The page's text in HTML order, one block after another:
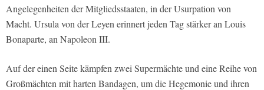
Angelegenheiten der Mitgliedsstaaten, in der Usurpation von
Macht. Ursula von der Leyen erinnert jeden Tag stärker an Louis
Bonaparte, an Napoleon III.
Auf der einen Seite kämpfen zwei Supermächte und eine Reihe von
Großmächten mit harten Bandagen, um die Hegemonie und ihren